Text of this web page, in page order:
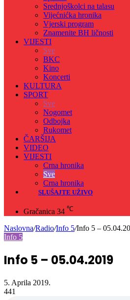
Srednjoškolci na talasu
Vijećnićka hronika
Vjerski program
Znamenite BH ličnosti
VIJESTI
Sve
BKC
Kino
Koncerti
KULTURA
SPORT
Sve
Nogomet
Odbojka
Rukomet
ČARŠIJA
VIDEO
VIJESTI
Crna hronika
Sve
Crna hronika
SLUŠAJTE UŽIVO
Gračanica 34 ℃
Naslovna/Radio/Info 5/Info 5 –
Info 5
Info 5 – 05.04.2019
5. Aprila 2019.
441